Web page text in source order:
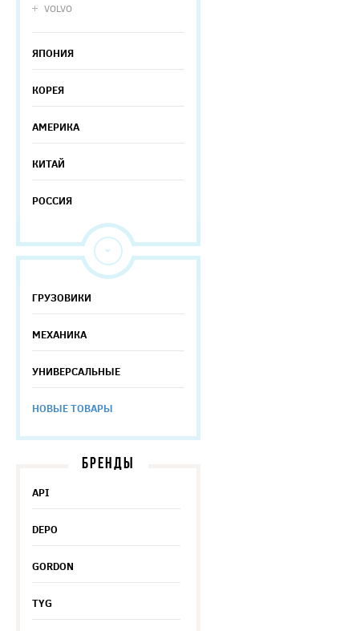
VOLVO
ЯПОНИЯ
КОРЕЯ
АМЕРИКА
КИТАЙ
РОССИЯ
ГРУЗОВИКИ
МЕХАНИКА
УНИВЕРСАЛЬНЫЕ
НОВЫЕ ТОВАРЫ
БРЕНДЫ
API
DEPO
GORDON
TYG